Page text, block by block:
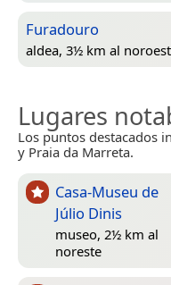
Furadouro
aldea, 3½ km al
Lugares
Los puntos destacados
y Praia da Marreta.
Casa-Museu de
Júlio Dinis
museo, 2½ km al
noreste